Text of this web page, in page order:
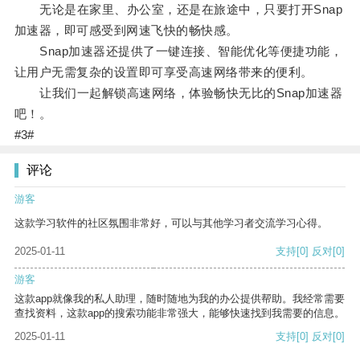
无论是在家里、办公室，还是在旅途中，只要打开Snap
加速器，即可感受到网速飞快的畅快感。
Snap加速器还提供了一键连接、智能优化等便捷功能，
让用户无需复杂的设置即可享受高速网络带来的便利。
让我们一起解锁高速网络，体验畅快无比的Snap加速器
吧！。
#3#
评论
游客
这款学习软件的社区氛围非常好，可以与其他学习者交流学习心得。
2025-01-11 支持[0] 反对[0]
游客
这款app就像我的私人助理，随时随地为我的办公提供帮助。我经常需要
查找资料，这款app的搜索功能非常强大，能够快速找到我需要的信息。
2025-01-11
支持[0] 反对[0]